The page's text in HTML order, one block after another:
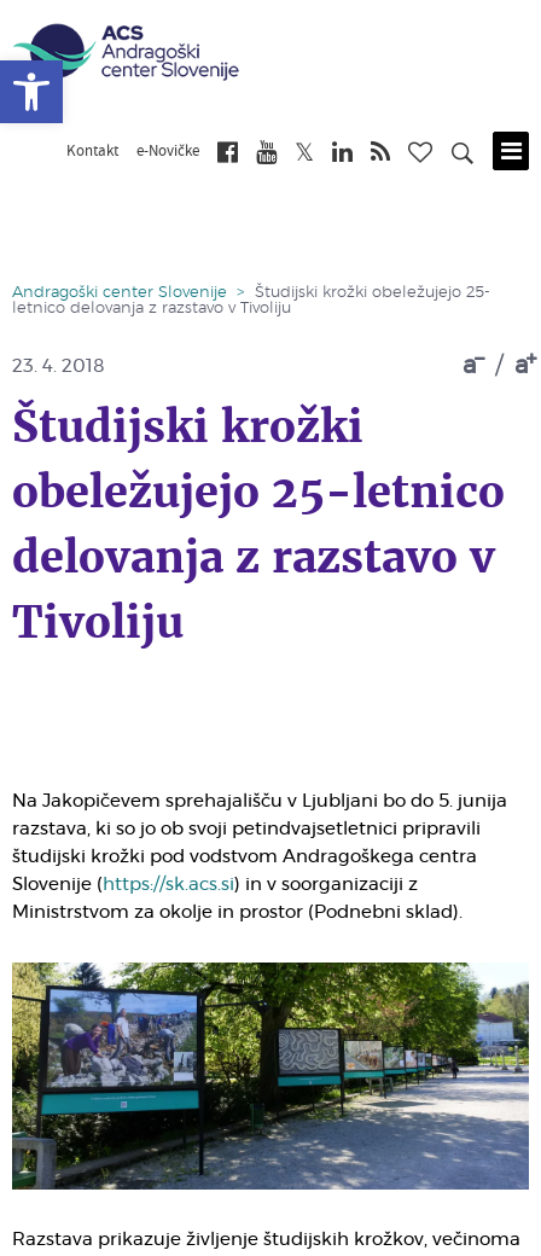
Kontakt e-Novičke
Andragoški center Slovenije >
Študijski krožki obeležujejo 25-
letnico delovanja z razstavo v Tivoliju
a / a
23. 4. 2018
Študijski krožki
obeležujejo 25-letnico
delovanja z razstavo v
Tivoliju
Na Jakopičevem sprehajališču v Ljubljani bo do 5. junija
razstava, ki so jo ob svoji petindvajsetletnici pripravili
študijski krožki pod vodstvom Andragoškega centra
Slovenije ( https://sk.acs.si) in v soorganizaciji z
Ministrstvom za okolje in prostor (Podnebni sklad).
Razstava prikazuje življenje študijskih krožkov, večinoma
Open toolbar